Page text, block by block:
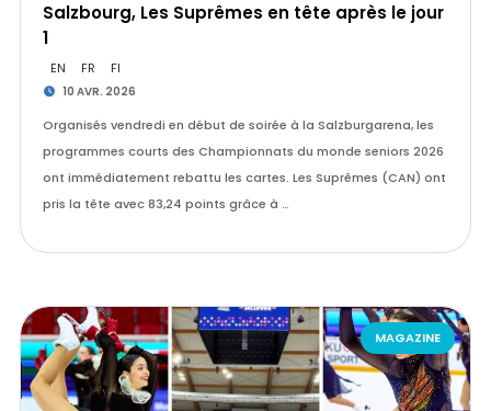
Salzbourg, Les Suprêmes en tête après le jour
1
EN FR FI
10 AVR. 2026
Organisés vendredi en début de soirée à la Salzburgarena, les
programmes courts des Championnats du monde seniors 2026
ont immédiatement rebattu les cartes. Les Suprêmes (CAN) ont
pris la tête avec 83,24 points grâce à …
MAGAZINE